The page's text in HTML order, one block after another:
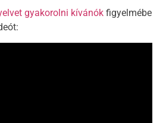
gyakorolni kívánók figyelmébe